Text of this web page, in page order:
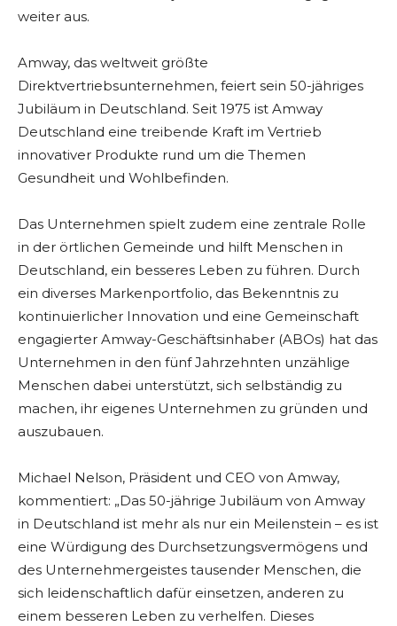
weiter aus.
Amway, das weltweit größte
Direktvertriebsunternehmen, feiert sein 50-jähriges
Jubiläum in Deutschland. Seit 1975 ist Amway
Deutschland eine treibende Kraft im Vertrieb
innovativer Produkte rund um die Themen
Gesundheit und Wohlbefinden.
Das Unternehmen spielt zudem eine zentrale Rolle
in der örtlichen Gemeinde und hilft Menschen in
Deutschland, ein besseres Leben zu führen. Durch
ein diverses Markenportfolio, das Bekenntnis zu
kontinuierlicher Innovation und eine Gemeinschaft
engagierter Amway-Geschäftsinhaber (ABOs) hat das
Unternehmen in den fünf Jahrzehnten unzählige
Menschen dabei unterstützt, sich selbständig zu
machen, ihr eigenes Unternehmen zu gründen und
auszubauen.
Michael Nelson, Präsident und CEO von Amway,
kommentiert: „Das 50-jährige Jubiläum von Amway
in Deutschland ist mehr als nur ein Meilenstein – es ist
eine Würdigung des Durchsetzungsvermögens und
des Unternehmergeistes tausender Menschen, die
sich leidenschaftlich dafür einsetzen, anderen zu
einem besseren Leben zu verhelfen. Dieses